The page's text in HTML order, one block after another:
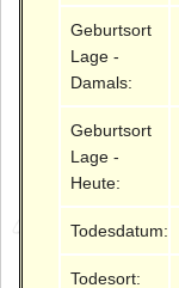
Geburtsort
Lage -
Damals:
Geburtsort
Lage -
Heute:
Todesdatum:
Todesort: